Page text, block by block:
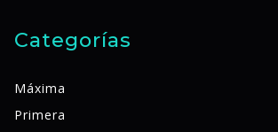
Categorías
Máxima
Primera